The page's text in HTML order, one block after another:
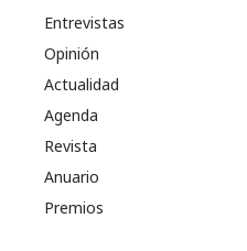
Entrevistas
Opinión
Actualidad
Agenda
Revista
Anuario
Premios